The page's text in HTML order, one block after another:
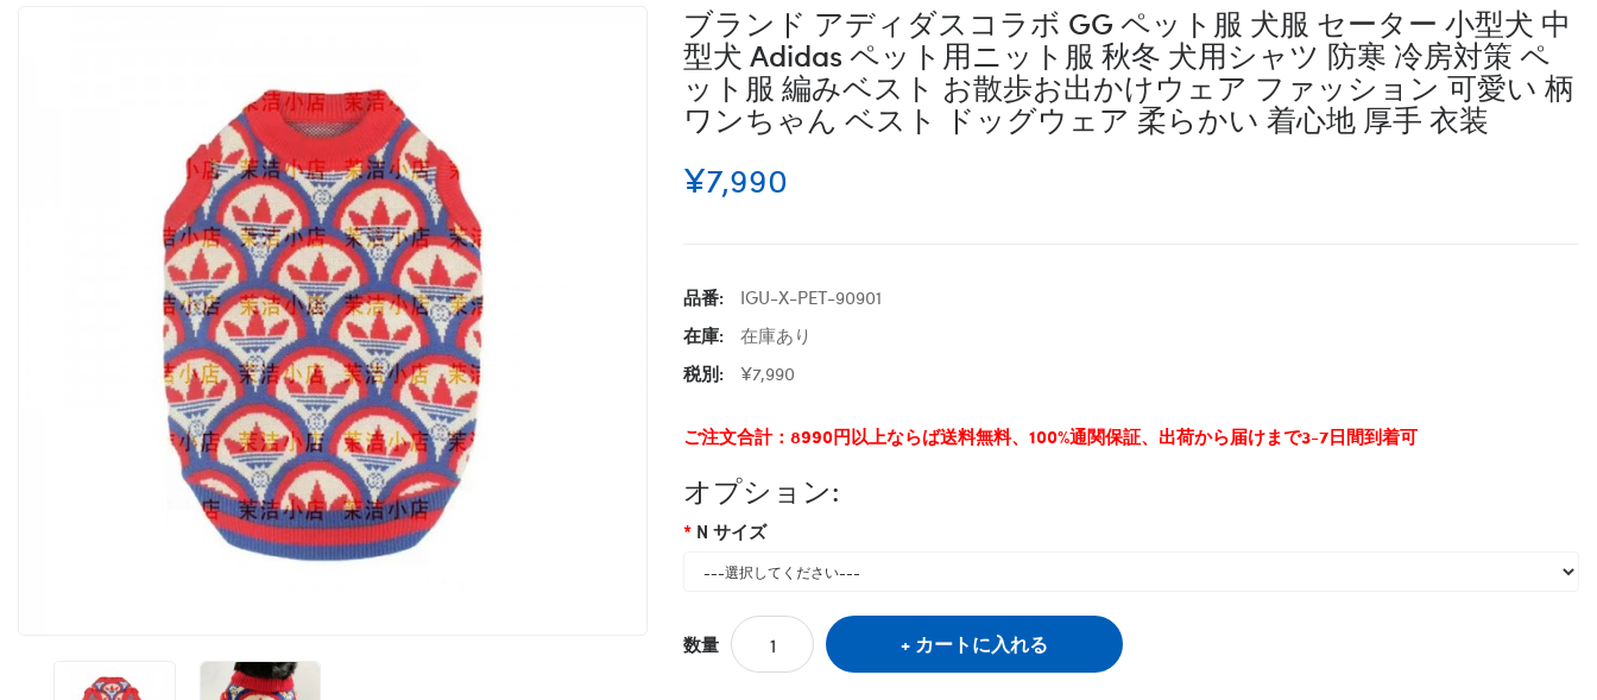
ブランド アディダスコラボ GG ペット服 犬服 セーター 小型犬 中
型犬 Adidas ペット用ニット服 秋冬 犬用シャツ 防寒 冷房対策 ペ
ット服 編みベスト お散歩お出かけウェア ファッション 可愛い 柄
ワンちゃん ベスト ドッグウェア 柔らかい 着心地 厚手 衣装
¥7,990
品番:
IGU-X-PET-90901
在庫:
在庫あり
税別:
¥7,990
ご注文合計：8990円以上ならば送料無料、100%通関保証、出荷から届けまで3-7日間到着可
オプション:
N サイズ
数量 カートに入れる